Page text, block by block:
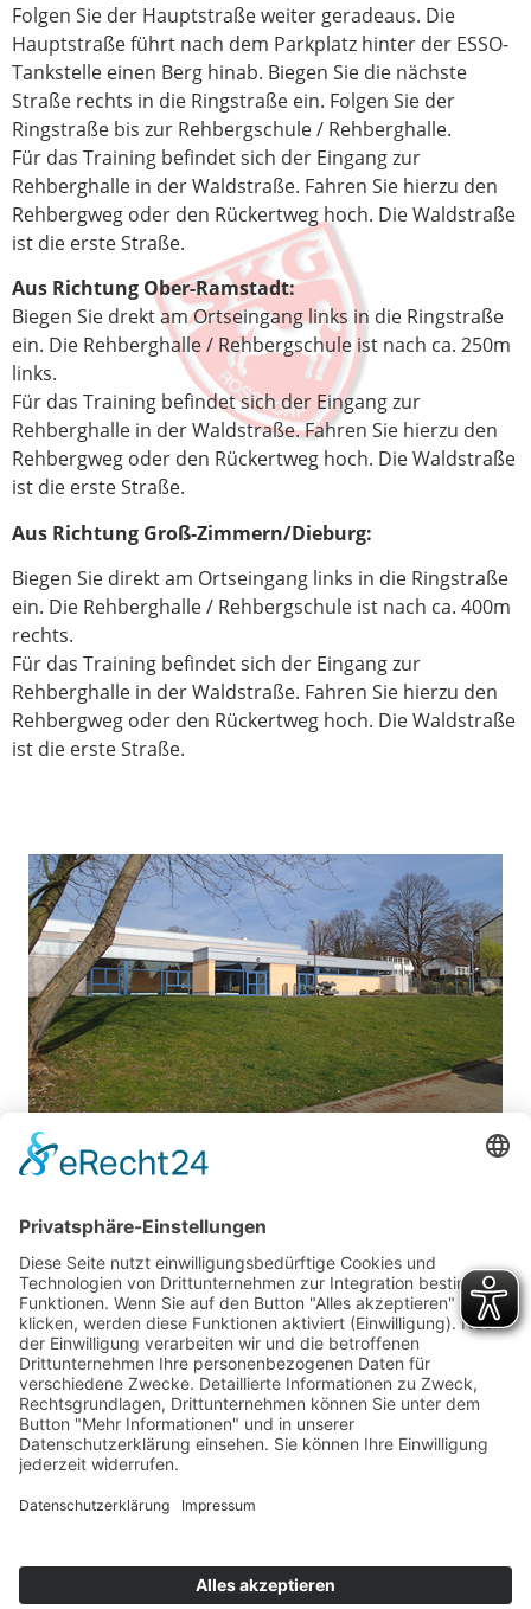
Folgen Sie der Hauptstraße weiter geradeaus. Die
Hauptstraße führt nach dem Parkplatz hinter der ESSO-
Tankstelle einen Berg hinab. Biegen Sie die nächste
Straße rechts in die Ringstraße ein. Folgen Sie der
Ringstraße bis zur Rehbergschule / Rehberghalle.
Für das Training befindet sich der Eingang zur
Rehberghalle in der Waldstraße. Fahren Sie hierzu den
Rehbergweg oder den Rückertweg hoch. Die Waldstraße
ist die erste Straße.
Aus Richtung Ober-Ramstadt:
Biegen Sie drekt am Ortseingang links in die Ringstraße
ein. Die Rehberghalle / Rehbergschule ist nach ca. 250m
links.
Für das Training befindet sich der Eingang zur
Rehberghalle in der Waldstraße. Fahren Sie hierzu den
Rehbergweg oder den Rückertweg hoch. Die Waldstraße
ist die erste Straße.
Aus Richtung Groß-Zimmern/Dieburg:
Biegen Sie direkt am Ortseingang links in die Ringstraße
ein. Die Rehberghalle / Rehbergschule ist nach ca. 400m
rechts.
Für das Training befindet sich der Eingang zur
Rehberghalle in der Waldstraße. Fahren Sie hierzu den
Rehbergweg oder den Rückertweg hoch. Die Waldstraße
ist die erste Straße.
Cookie-Richtlinie (EU)